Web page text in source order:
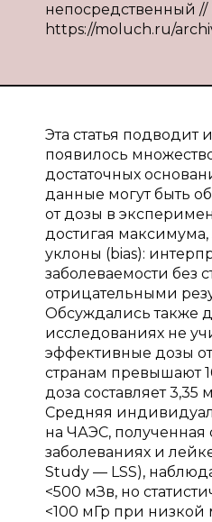
непосредственный
https://moluch.ru/
Эта статья
появилось
достаточных
данные могут быть
от дозы в
достигая
уклоны (bias):
заболеваемости без
отрицательными
Обсуждались также
исследованиях не
эффективные дозы
странам превышают
доза составляет
Средняя
на ЧАЭС, полученная
заболеваниях и
Study — LSS),
<500 мЗв, но
<100 мГр при низкой